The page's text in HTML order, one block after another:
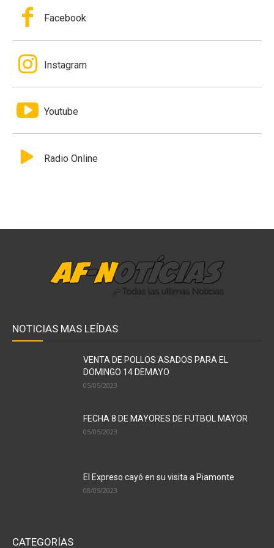
Facebook
Instagram
Youtube
Radio Online
NOTICIAS MAS LEÍDAS
VENTA DE POLLOS ASADOS PARA EL
DOMINGO 14 DEMAYO
05/05/2023
FECHA 8 DE MAYORES DE FUTBOL MAYOR
05/05/2023
El Expreso cayó en su visita a Piamonte
08/05/2023
CATEGORÍAS